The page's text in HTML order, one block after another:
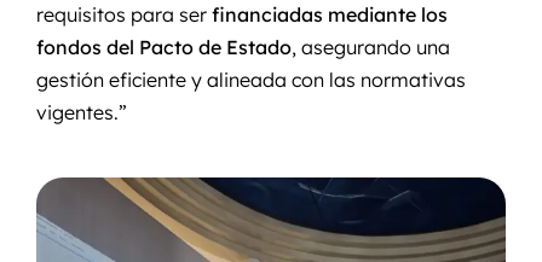
requisitos para ser financiadas mediante los
fondos del Pacto de Estado, asegurando una
gestión eficiente y alineada con las normativas
vigentes.”